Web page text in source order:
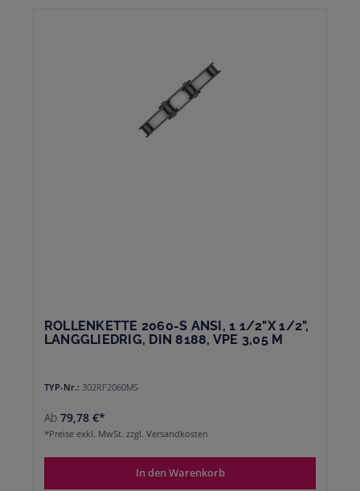
ROLLENKETTE 2060-S ANSI, 1 1/2"X 1/2",
LANGGLIEDRIG, DIN 8188, VPE 3,05 M
TYP-Nr.: 302RF2060MS
Ab 79,78 €*
*Preise exkl. MwSt. zzgl. Versandkosten
In den Warenkorb